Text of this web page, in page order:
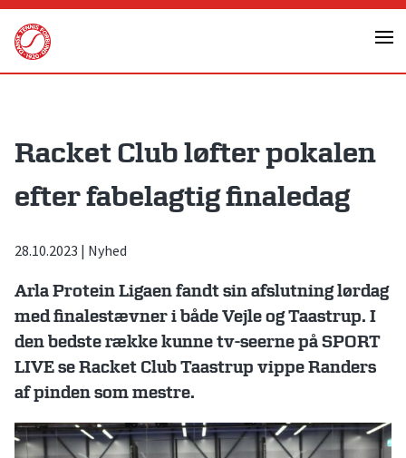
Skip
content
Racket Club løfter pokalen
efter fabelagtig finaledag
28.10.2023 | Nyhed
Arla Protein Ligaen fandt sin afslutning lørdag
med finalestævner i både Vejle og Taastrup. I
den bedste række kunne tv-seerne på SPORT
LIVE se Racket Club Taastrup vippe Randers
af pinden som mestre.